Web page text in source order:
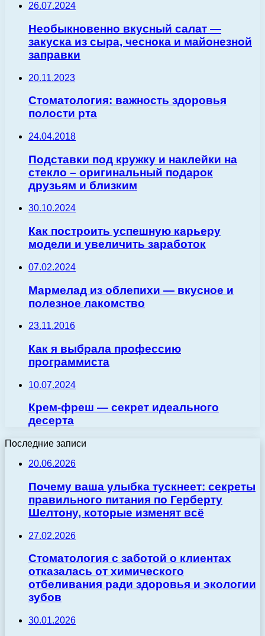
26.07.2024
Необыкновенно вкусный салат —
закуска из сыра, чеснока и майонезной
заправки
20.11.2023
Стоматология: важность здоровья
полости рта
24.04.2018
Подставки под кружку и наклейки на
стекло – оригинальный подарок
друзьям и близким
30.10.2024
Как построить успешную карьеру
модели и увеличить заработок
07.02.2024
Мармелад из облепихи — вкусное и
полезное лакомство
23.11.2016
Как я выбрала профессию
программиста
10.07.2024
Крем-фреш — секрет идеального
десерта
Последние записи
20.06.2026
Почему ваша улыбка тускнеет: секреты
правильного питания по Герберту
Шелтону, которые изменят всё
27.02.2026
Стоматология с заботой о клиентах
отказалась от химического
отбеливания ради здоровья и экологии
зубов
30.01.2026